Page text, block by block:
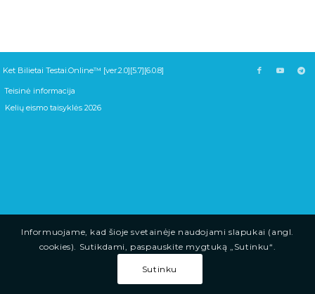
Ket Bilietai Testai.Online™ [ver.2.0][5.7][6.0.8]
Teisinė informacija
Kelių eismo taisyklės 2026
Informuojame, kad šioje svetainėje naudojami slapukai (angl.
cookies). Sutikdami, paspauskite mygtuką „Sutinku“.
Sutinku